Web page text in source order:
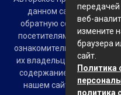
данном сайте взяты из
обратную ссылку на
посетителями сайта и
ознакомительных целях.
их владельцам.
содержание материала
нашем сайте
веб-
измените
браузера
сайт.
Политика
политика